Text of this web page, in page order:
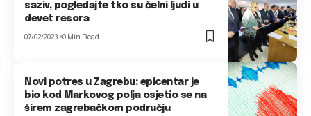
saziv, pogledajte tko su čelni ljudi u
devet resora
07/02/2023 0 Min Read
Novi potres u Zagrebu: epicentar je
bio kod Markovog polja osjetio se na
širem zagrebačkom području